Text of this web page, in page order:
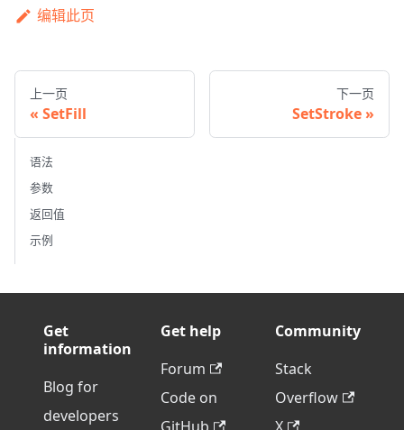
编辑此页
上一页
SetFill
下一页
SetStroke
语法
参数
返回值
示例
Get
information
Blog for
developers
Get help
Forum
Code on
Community
Stack
Overflow